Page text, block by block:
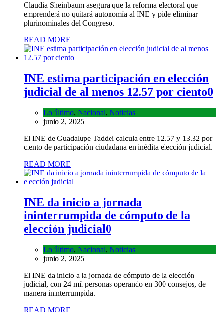
Claudia Sheinbaum asegura que la reforma electoral que
emprenderá no quitará autonomía al INE y pide eliminar
plurinominales del Congreso.
READ MORE
INE estima participación en elección
judicial de al menos 12.57 por ciento0
Lo último, Nacional, Noticias
junio 2, 2025
El INE de Guadalupe Taddei calcula entre 12.57 y 13.32 por
ciento de participación ciudadana en inédita elección judicial.
READ MORE
INE da inicio a jornada
ininterrumpida de cómputo de la
elección judicial0
Lo último, Nacional, Noticias
junio 2, 2025
El INE da inicio a la jornada de cómputo de la elección
judicial, con 24 mil personas operando en 300 consejos, de
manera ininterrumpida.
READ MORE